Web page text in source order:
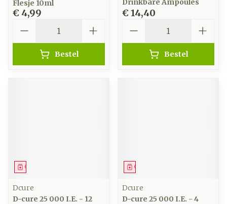
Flesje 10ml
€ 4,99
Bestel
Drinkbare Ampoules
€ 14,40
Bestel
Geneesmiddel
Dcure
D-cure 25 000 I.E. - 12
Geneesmiddel
Dcure
D-cure 25 000 I.E. - 4